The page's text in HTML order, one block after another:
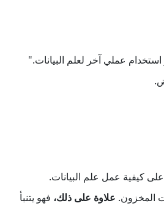
عملي آخر لعلم البيانات."
كيفية عمل علم البيانات.
المخزون. علاوة على ذلك، فهو يتنبأ